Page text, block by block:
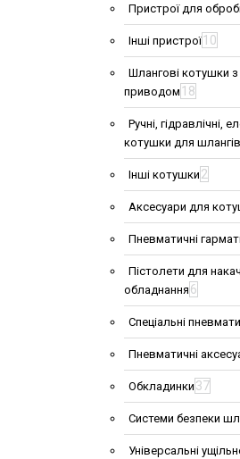
Пристрої для
Інші пристрої 10
Шлангові котушки
приводом 18
Ручні, гідравлічні,
котушки для шлангів
Інші котушки 2
Аксесуари для
Пневматичні
Пістолети для
обладнання 6
Спеціальні
Пневматичні
Обкладинки 37
Системи безпеки
Універсальні